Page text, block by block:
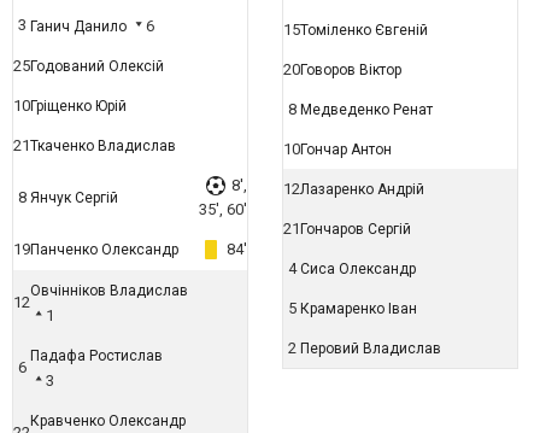
3 Ганич Данило 6
25Годований Олексій
10Гріщенко Юрій
21Ткаченко Владислав
8 Янчук Сергій
8',
35', 60'
19Панченко Олександр 84'
12
Овчінніков Владислав
1
6
Падафа Ростислав
3
Кравченко Олександр
15Томіленко Євгеній
20Говоров Віктор
8 Медведенко Ренат
10Гончар Антон
12Лазаренко Андрій
21Гончаров Сергій
4 Сиса Олександр
5 Крамаренко Іван
2 Перовий Владислав